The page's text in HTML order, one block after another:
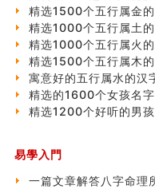
精选1500个五行属金
精选1000个五行属土
精选1000个五行属火
精选1500个五行属木
寓意好的五行属水的汉
精选的1600个女孩名字
精选1200个好听的男
易學入門
一篇文章解答八字命理